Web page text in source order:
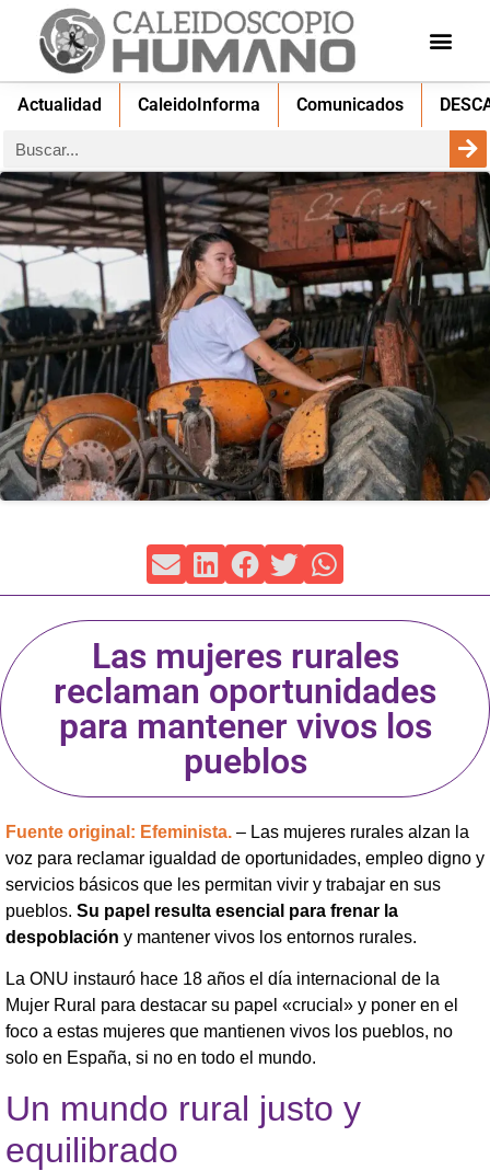
Actualidad CaleidoInforma Comunicados
Las mujeres rurales
reclaman oportunidades
para mantener vivos los
pueblos
Fuente original: Efeminista. – Las mujeres rurales alzan la
voz para reclamar igualdad de oportunidades, empleo digno y
servicios básicos que les permitan vivir y trabajar en sus
pueblos. Su papel resulta esencial para frenar la
despoblación y mantener vivos los entornos rurales.
La ONU instauró hace 18 años el día internacional de la
Mujer Rural para destacar su papel «crucial» y poner en el
foco a estas mujeres que mantienen vivos los pueblos, no
solo en España, si no en todo el mundo.
Un mundo rural justo y
equilibrado